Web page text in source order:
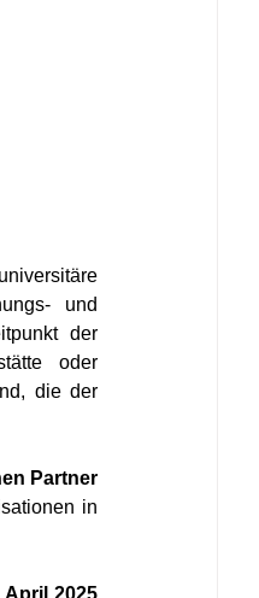
und
der
oder
die der
Partner
in
April 2025